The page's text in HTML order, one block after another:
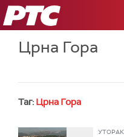
РТС
Црна Гора
Таг: Црна Гора
УТОРАК,